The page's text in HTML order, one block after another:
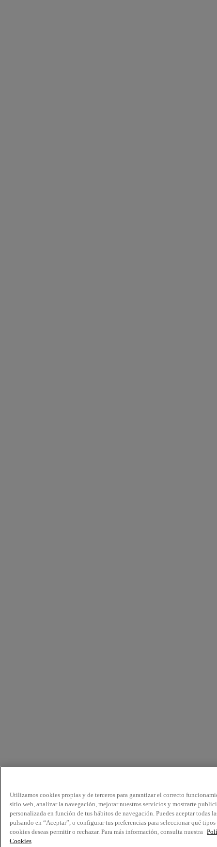
Utilizamos cookies propias y de terceros para garantizar el correcto
sitio web, analizar la navegación, mejorar nuestros servicios y mostrarte
personalizada en función de tus hábitos de navegación. Puedes aceptar todas
pulsando en “Aceptar”, o configurar tus preferencias para seleccionar qué tipos
cookies deseas permitir o rechazar. Para más información, consulta nuestra
Cookies